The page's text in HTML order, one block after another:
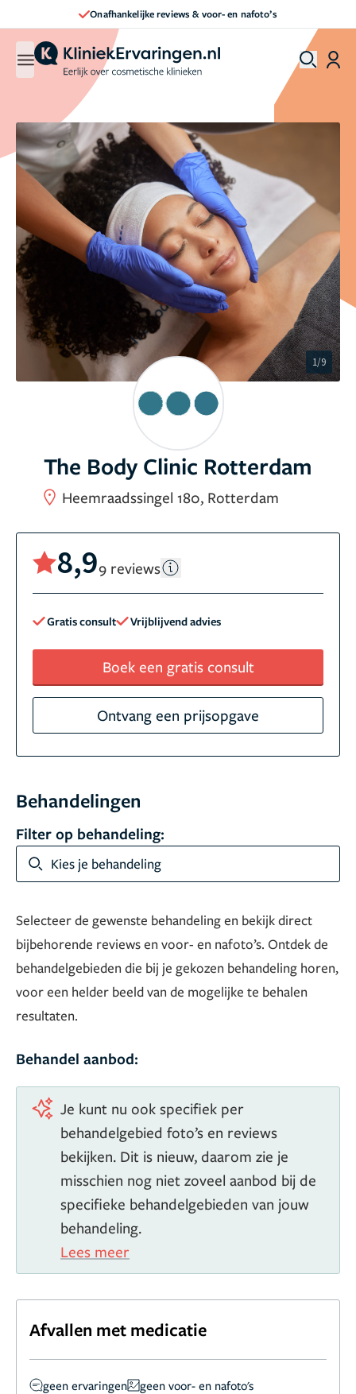
voor- en nafoto’s Direct een afspraak
1/9
The Body Clinic Rotterdam
Heemraadssingel 180, Rotterdam
8,99 reviews
Gratis consult Vrijblijvend advies
Boek een gratis consult
Ontvang een prijsopgave
Behandelingen
Filter op behandeling:
Kies je behandeling
Selecteer de gewenste behandeling en bekijk direct
bijbehorende reviews en voor- en nafoto’s. Ontdek de
behandelgebieden die bij je gekozen behandeling horen,
voor een helder beeld van de mogelijke te behalen
resultaten.
Behandel aanbod:
Je kunt nu ook specifiek per
behandelgebied foto’s en reviews
bekijken. Dit is nieuw, daarom zie je
misschien nog niet zoveel aanbod bij de
specifieke behandelgebieden van jouw
behandeling.
Lees meer
Afvallen met medicatie
geen ervaringen geen voor- en nafoto's